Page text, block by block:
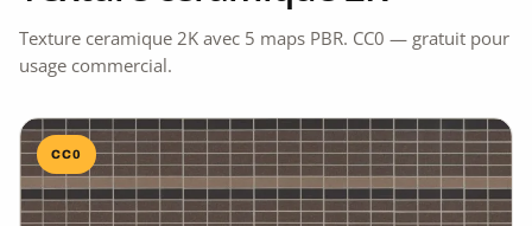
Texture ceramique 2K avec 5 maps PBR. CC0 — gratuit pour
usage commercial.
CC0